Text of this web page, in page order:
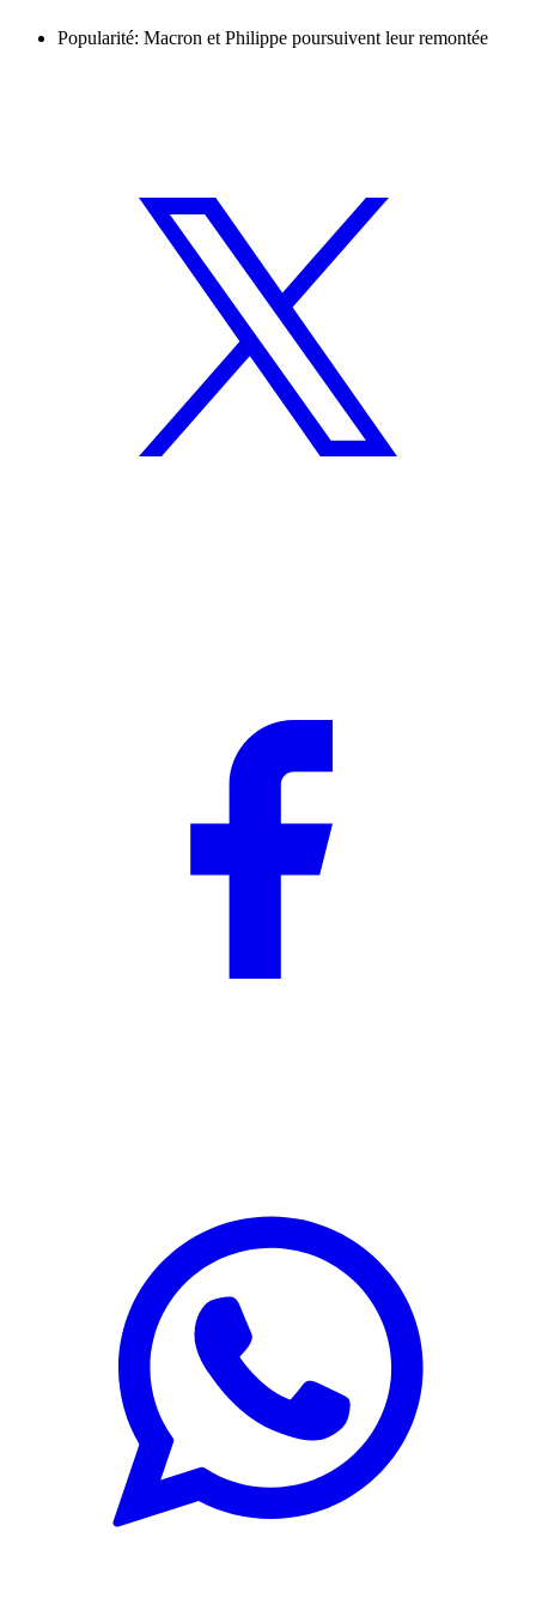
Popularité: Macron et Philippe poursuivent leur remontée